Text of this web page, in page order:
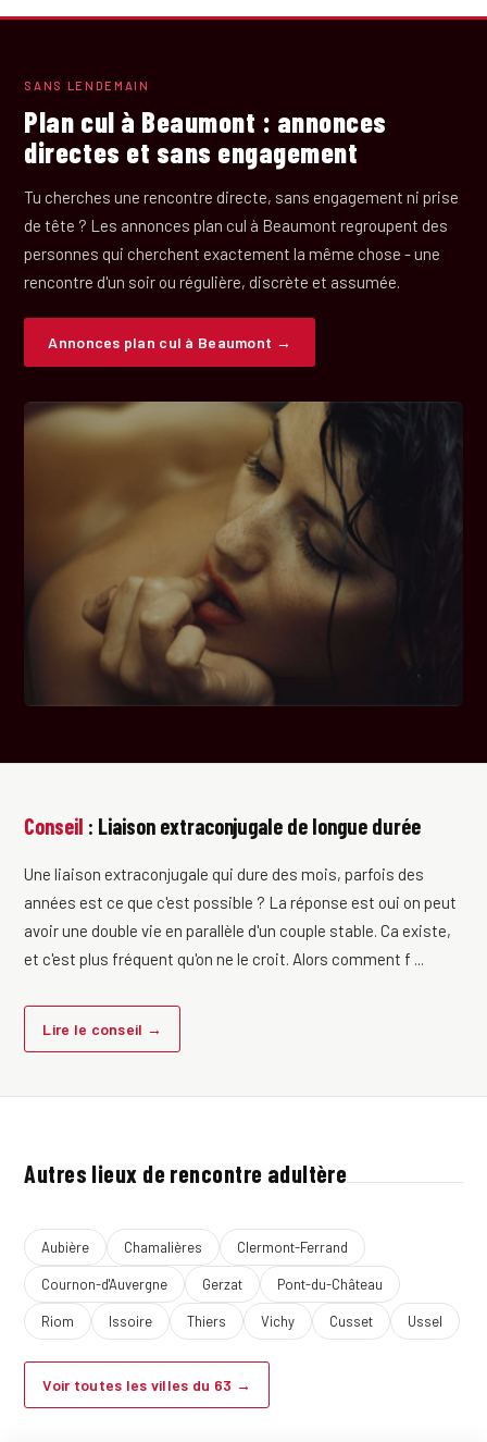
SANS LENDEMAIN
Plan cul à Beaumont : annonces
directes et sans engagement
Tu cherches une rencontre directe, sans engagement ni prise
de tête ? Les annonces plan cul à Beaumont regroupent des
personnes qui cherchent exactement la même chose - une
rencontre d'un soir ou régulière, discrète et assumée.
Annonces plan cul à Beaumont →
Conseil : Liaison extraconjugale de longue durée
Une liaison extraconjugale qui dure des mois, parfois des
années est ce que c'est possible ? La réponse est oui on peut
avoir une double vie en parallèle d'un couple stable. Ca existe,
et c'est plus fréquent qu'on ne le croit. Alors comment f ...
Lire le conseil →
Autres lieux de rencontre adultère
Aubière Chamalières Clermont-Ferrand
Cournon-d'Auvergne Gerzat Pont-du-Château
Riom Issoire Thiers Vichy Cusset Ussel
Voir toutes les villes du 63 →